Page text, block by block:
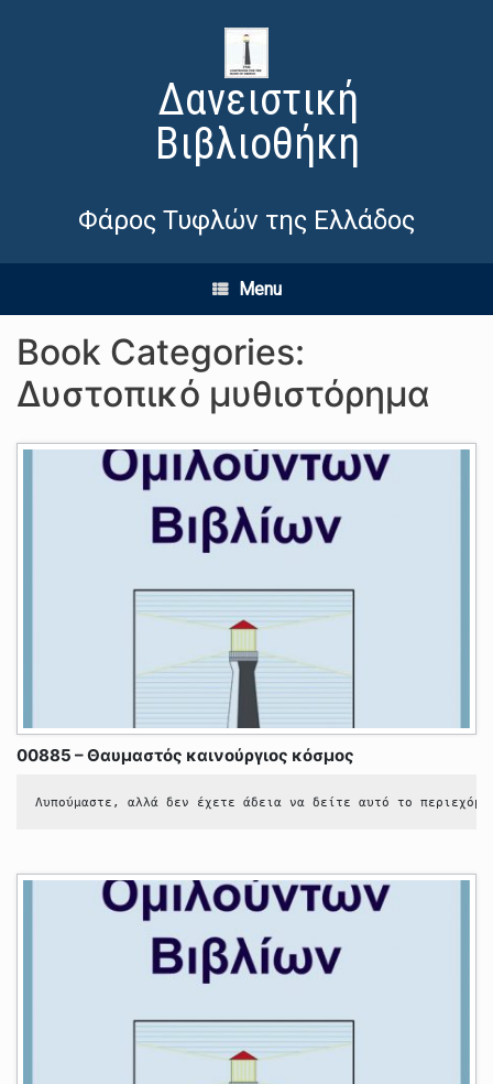
Δανειστική
Βιβλιοθήκη
Φάρος Τυφλών της Ελλάδος
Menu
Book Categories:
Δυστοπικό μυθιστόρημα
00885 – Θαυμαστός καινούργιος κόσμος
Λυπούμαστε, αλλά δεν έχετε άδεια να δείτε αυτό το